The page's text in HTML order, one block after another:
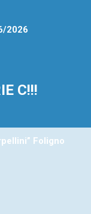
/2026
C!!!
Foligno